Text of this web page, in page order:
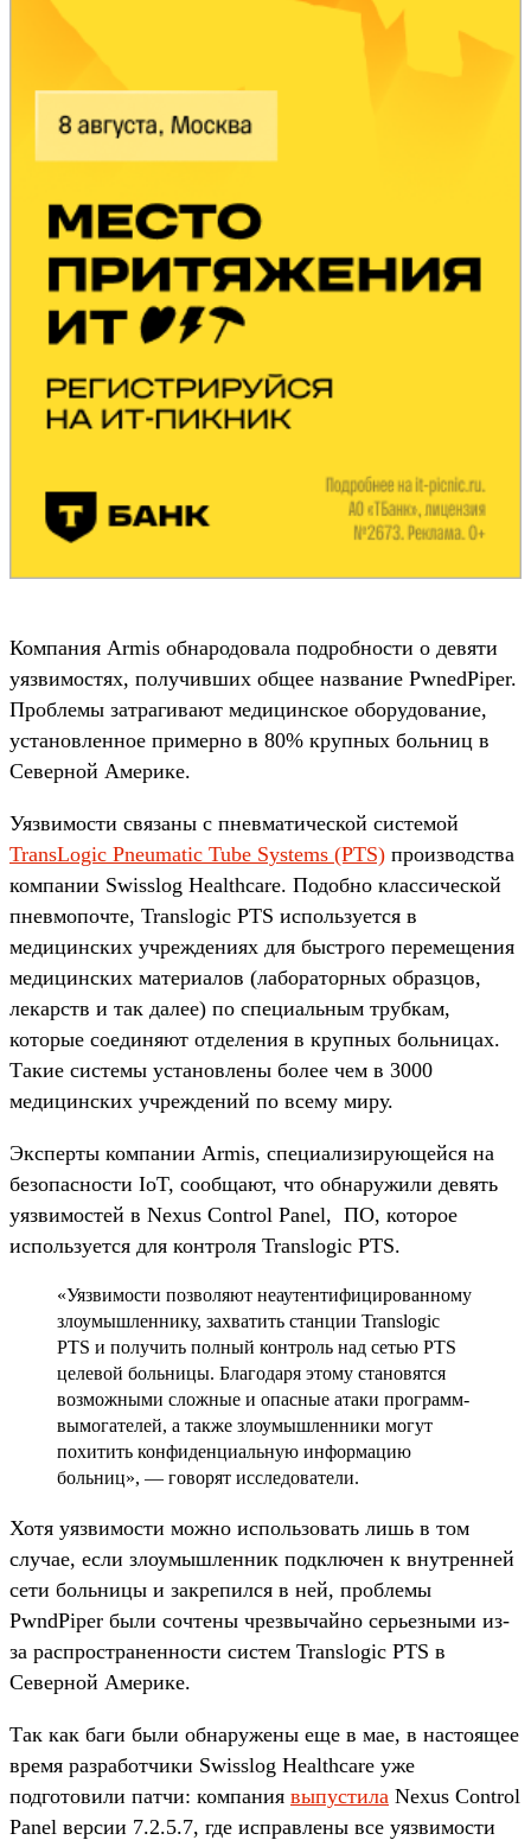
Компания Armis обнародовала подробности о девяти
уязвимостях, получивших общее название PwnedPiper.
Проблемы затрагивают медицинское оборудование,
установленное примерно в 80% крупных больниц в
Северной Америке.
Уязвимости связаны с пневматической системой
TransLogic Pneumatic Tube Systems (PTS) производства
компании Swisslog Healthcare. Подобно классической
пневмопочте, Translogic PTS используется в
медицинских учреждениях для быстрого перемещения
медицинских материалов (лабораторных образцов,
лекарств и так далее) по специальным трубкам,
которые соединяют отделения в крупных больницах.
Такие системы установлены более чем в 3000
медицинских учреждений по всему миру.
Эксперты компании Armis, специализирующейся на
безопасности IoT, сообщают, что обнаружили девять
уязвимостей в Nexus Control Panel, ПО, которое
используется для контроля Translogic PTS.
«Уязвимости позволяют неаутентифицированному
злоумышленнику, захватить станции Translogic
PTS и получить полный контроль над сетью PTS
целевой больницы. Благодаря этому становятся
возможными сложные и опасные атаки программ-
вымогателей, а также злоумышленники могут
похитить конфиденциальную информацию
больниц», — говорят исследователи.
Хотя уязвимости можно использовать лишь в том
случае, если злоумышленник подключен к внутренней
сети больницы и закрепился в ней, проблемы
PwndPiper были сочтены чрезвычайно серьезными из-
за распространенности систем Translogic PTS в
Северной Америке.
Так как баги были обнаружены еще в мае, в настоящее
время разработчики Swisslog Healthcare уже
подготовили патчи: компания выпустила Nexus Control
Panel версии 7.2.5.7, где исправлены все уязвимости